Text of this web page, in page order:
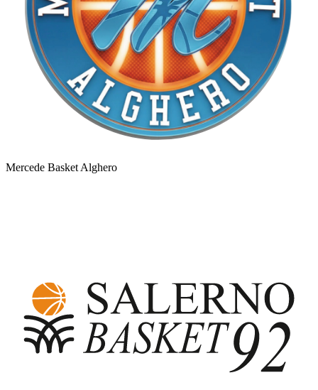
Mercede Basket Alghero